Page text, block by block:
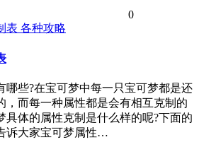
0
各种攻略
哪些?在宝可梦中每一只宝可梦都是还
，而每一种属性都是会有相互克制的
具体的属性克制是什么样的呢?下面的
诉大家宝可梦属性…